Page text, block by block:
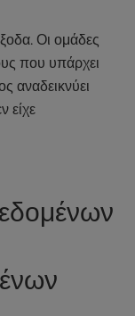
Οι ομάδες
που υπάρχει
αναδεικνύει
είχε